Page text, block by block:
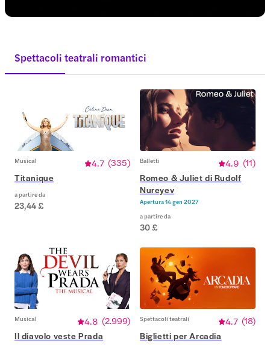
Spettacoli teatrali romantici
Musical 4.7 (335)
Titanique
a partire da
23,44 £
Balletti 4.9 (11)
Romeo & Juliet di Rudolf
Nureyev
Apertura14 gen 2027
a partire da
30 £
Musical 4.8 (2.999)
Il diavolo veste Prada
Spettacoli teatrali 4.7 (18)
Biglietti per Arcadia